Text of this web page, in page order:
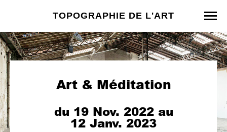
TOPOGRAPHIE DE L'ART
Art & Méditation
du 19 Nov. 2022 au
12 Janv. 2023